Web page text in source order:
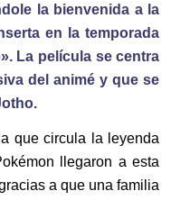
la bienvenida a la
en la temporada
La película se centra
del animé y que se
que circula la leyenda
llegaron a esta
a que una familia